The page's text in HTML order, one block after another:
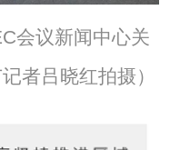
会议新闻中心关
者吕晓红拍摄）